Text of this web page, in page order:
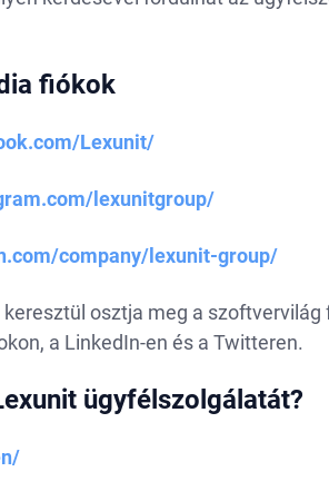
fiókok
Lexunit/
lexunitgroup/
company/lexunit-group/
osztja meg a
a LinkedIn-en és a Twitteren.
ügyfélszolgálatát?